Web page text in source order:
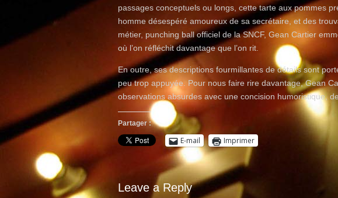
passages conceptuels ou longs, cette tarte aux pommes
homme désespéré amoureux de sa secrétaire, et des
métier, punching ball officiel de la SNCF, Gean Cartier
où l’on réfléchit davantage que l’on rit.
En outre, ses descriptions fourmillantes de détails sont
peu trop appuyée. Pour nous faire rire davantage, Gean
observations absurdes avec une concision humoristique,
Partager :
E-mail Imprimer
Leave a Reply